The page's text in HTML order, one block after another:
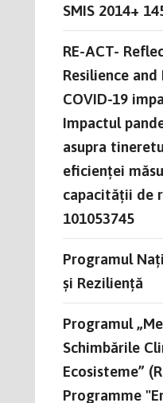
SMIS 2014+
RE-ACT-
Resilience
COVID-19
Impactul
asupra
eficienței
capacității de
101053745
Programul
și Reziliență
Programul
Schimbările
Ecosisteme”
Programme